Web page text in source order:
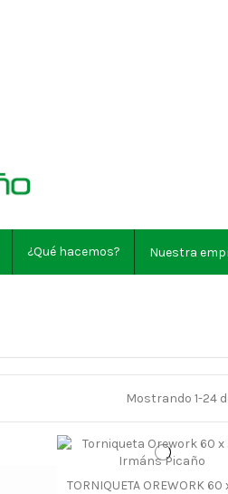
¿Qué hacemos? Nuestra
Mostrando 1-24
TORNIQUETA OREWORK 60